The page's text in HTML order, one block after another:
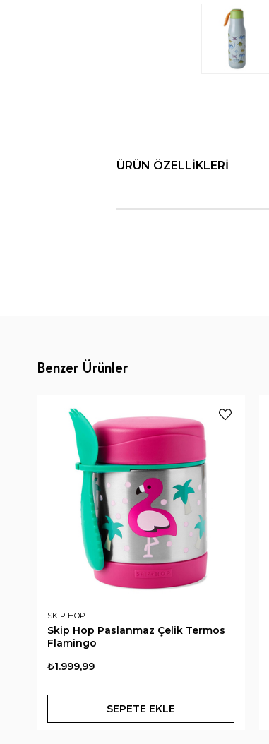
ÜRÜN ÖZELLIKLERI
Benzer Ürünler
SKIP HOP
Skip Hop Paslanmaz Çelik Termos
Flamingo
₺1.999,99
SEPETE EKLE